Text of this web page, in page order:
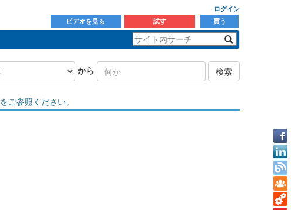
ログイン
ビデオを見る
試す 買う
から 検索
をご参照ください。